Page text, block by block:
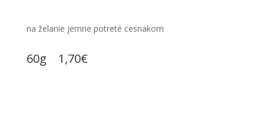
na želanie jemne potreté cesnakom
60g 1,70€